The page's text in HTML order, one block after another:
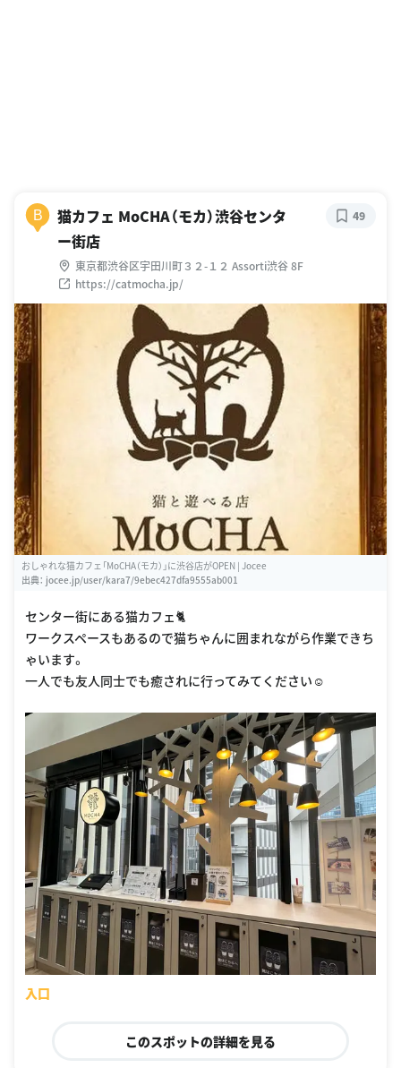
B
猫カフェ MoCHA（モカ）渋谷センタ
ー街店
東京都渋谷区宇田川町３２-１２ Assorti渋谷 8F
https://catmocha.jp/
49
おしゃれな猫カフェ「MoCHA（モカ）」に渋谷店がOPEN | Jocee
出典： jocee.jp/user/kara7/9ebec427dfa9555ab001
センター街にある猫カフェ🐈
ワークスペースもあるので猫ちゃんに囲まれながら作業できち
ゃいます。
一人でも友人同士でも癒されに行ってみてください☺️
入口
このスポットの詳細を見る